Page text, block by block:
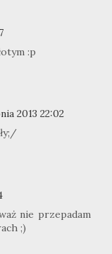
:p
2013 22:02
nie przepadam
;)